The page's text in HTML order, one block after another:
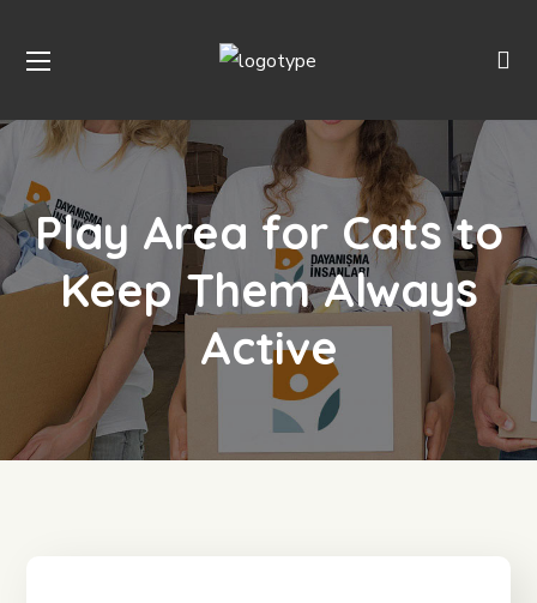
Play Area for Cats to
Keep Them Always
Active